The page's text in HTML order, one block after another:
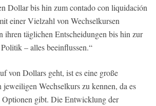
Dollar bis hin zum contado con liquidación
einer Vielzahl von Wechselkursen
ihren täglichen Entscheidungen bis hin zur
– alles beeinflussen.“
von Dollars geht, ist es eine große
jeweiligen Wechselkurs zu kennen, da es
Optionen gibt. Die Entwicklung der